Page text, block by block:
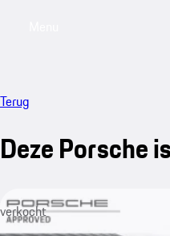
Terug
Deze Porsche
verkocht